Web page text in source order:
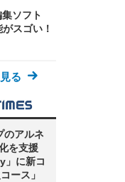
ソフト
スゴい！
る
のアルネ
を支援
」に新コ
ース」